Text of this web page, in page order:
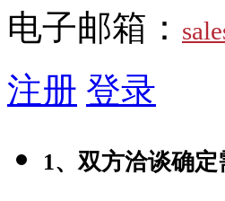
电子邮箱：
注册 登录
1、双方洽谈确